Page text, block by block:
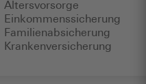
Altersvorsorge
Einkommenssicherung
Familienabsicherung
Krankenversicherung